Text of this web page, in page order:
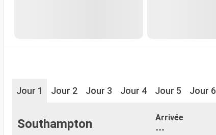
Jour 1 Jour 2 Jour 3 Jour 4 Jour 5 Jour 6
Southampton
Arrivée
---